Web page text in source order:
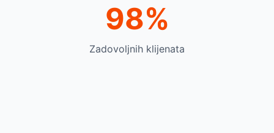
98%
Zadovoljnih klijenata